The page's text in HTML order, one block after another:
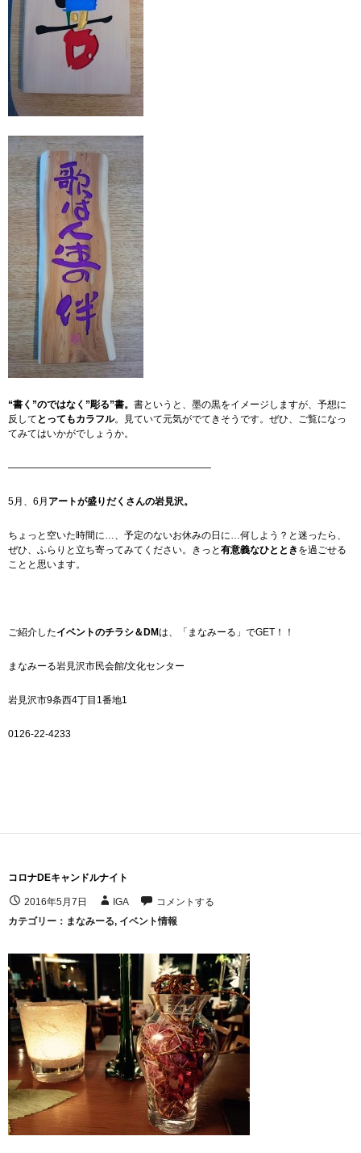
“書く”のではなく”彫る”書。 書というと、墨の黒をイメージしますが、予想に
反して とってもカラフル。見ていて元気がでてきそうです。ぜひ、ご覧になっ
てみてはいかがでしょうか。
—————————————————————
5月、6月 アートが盛りだくさんの岩見沢。
ちょっと空いた時間に…、予定のないお休みの日に…何しよう？と迷ったら、
ぜひ、ふらりと立ち寄ってみてください。きっと有意義なひととき を過ごせる
ことと思います。
ご紹介したイベントのチラシ＆DMは、「まなみーる」でGET！！
まなみーる岩見沢市民会館/文化センター
岩見沢市9条西4丁目1番地1
0126-22-4233
コロナDEキャンドルナイト
2016年5月7日 IGA
コメントする
カテゴリー： まなみーる, イベント情報